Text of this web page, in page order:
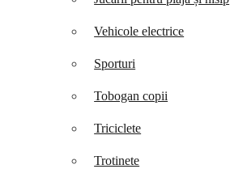
Vehicole electrice
Sporturi
Tobogan copii
Triciclete
Trotinete